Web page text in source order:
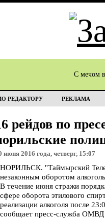
С мечом
РЕДАКТОРУ РЕКЛАМА
рейдов по
июня 2016 года, четверг, 15:07
НОРИЛЬСК. "Таймырский
незаконным оборотом
В течение июня стражи
сфере оборота этилового
реализации алкоголя после
сообщает пресс-служба ОМВД